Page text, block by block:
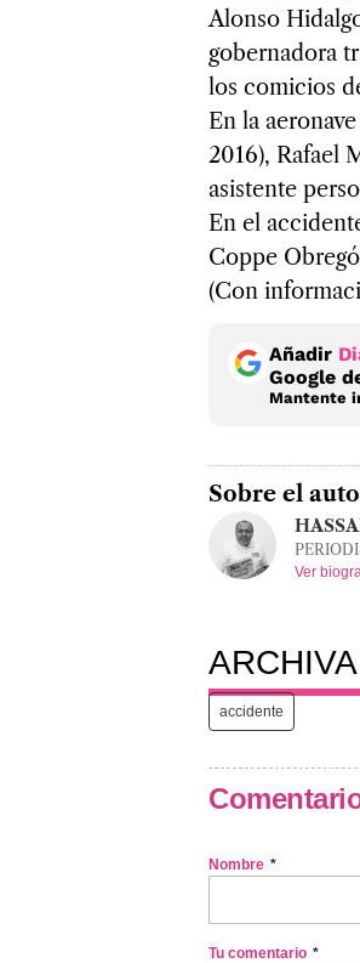
Alonso
gobernadora
los comicios
En la
2016), Rafael
asistente
En el
Coppe
(Con
Añadir
Google
Mantente
Sobre el
Ver
accidente
Nombre *
Tu comentario *